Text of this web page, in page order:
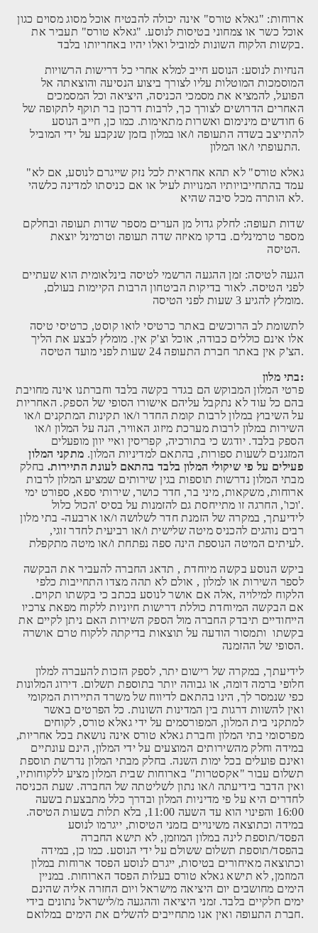
ארוחות: "גאלא טורס" אינה יכולה להבטיח אוכל מסוג מסוים כגון
אוכל כשר או צמחוני בטיסות לנוסע. "גאלא טורס" תעביר את
בקשות הלקוח השונות למוביל ואלו יהיו באחריותו בלבד.
הנחיות לנוסע: הנוסע חייב למלא אחרי כל דרישות הרשויות
המוסמכות המוטלות עליו לצורך ביצוע הנסיעה והוצאתה אל
הפועל, להמציא את מסמכי הכניסה, היציאה וכל המסמכים
האחרים הדרושים לצורך כך, לרבות דרכון בר תוקף לתקופה של
6 חודשים מינימום ואשרות מתאימות. כמו כן, חייב הנוסע
להתייצב בשדה התעופה ו/או במלון בזמן שנקבע על ידי המוביל
התעופתי ו/או המלון.
"גאלא טורס" לא תהא אחראית לכל נזק שייגרם לנוסע, אם לא
עמד בהתחייבויותיו המנויות לעיל או אם כניסתו למדינה כלשהי
לא הותרה מכל סיבה שהיא.
שדות תעופה: לחלק גדול מן הערים מספר שדות תעופה ובחלקם
מספר טרמינלים. בדקו מאיזה שדה תעופה וטרמינל יוצאת
הטיסה.
הגעה לטיסה: זמן ההגעה הרשמי לטיסה בינלאומית הוא שעתיים
לפני הטיסה. לאור בדיקות הביטחון הרבות הקיימות בעולם,
מומלץ להגיע 3 שעות לפני הטיסה.
לתשומת לב הרוכשים באתר כרטיסי לואו קוסט, כרטיסי טיסה
אלו אינם כוללים כבודה, אוכל וצ'ק אין. מומלץ לבצע את הליך
הצ'ק אין באתר חברת התעופה 24 שעות לפני מועד הטיסה.
בתי מלון:
פרטי המלון המבוקש הם בגדר בקשה בלבד וחברתנו אינה מחויבת
בהם כל עוד לא נתקבל עליהם אישורו הסופי של הספק. האחריות
על השיבוץ במלון לרבות קומת החדר ו/או תקינות המתקנים ו/או
השירות במלון לרבות מערכת מיזוג האוויר, הנה על המלון ו/או
הספק בלבד. יודגש כי בתורכיה, קפריסין ואיי יוון מופעלים
המזגנים לשעות ספורות, בהתאם למדיניות המלון. מתקני המלון
פעילים על פי שיקולי המלון בלבד בהתאם לעונת התיירות. בחלק
מבתי המלון נדרשות תוספות בגין שירותים שמציע המלון לרבות
ארוחות, משקאות, מיני בר, חדר כושר, שירותי ספא, ספורט ימי
וכו', החרגה זו מתייחסת גם להזמנות על בסיס 'הכול כלול'.
לידיעתך, במקרה של הזמנת חדר לשלושה ו/או ארבעה- בתי מלון
רבים נוהגים להכניס מיטה שלישית ו/או רביעית לחדר זוגי,
לעיתים המיטה הנוספת הינה ספה נפתחת ו/או מיטה מתקפלת.
ביקש הנוסע בקשה מיוחדת , תדאג החברה להעביר את הבקשה
לספר השירות או למלון , אולם לא תהה מצדו התחייבות כלפי
הלקוח למילויה ,אלה אם אושר לנוסע בכתב כי בקשתו תקוים.
אם הבקשה המיוחדת כוללת דרישות חיוניות ללקוח מפאת צרכיו
הייחודיים תיבדק החברה מול הספק השירות האם ניתן לקיים את
בקשתו ותמסור הודעה על תוצאות בדיקתה ללקוח טרם אושרה
הסופי של ההזמנה.
לידיעתך, במקרה של רישום יתר, לספק הזכות להעברה למלון
חלופי ברמה דומה, או גבוהה יותר בתוספת תשלום. דירוג המלונות
כפי שנמסר לך, הינו בהתאם לדיווח של משרד התיירות המקומי
ואין להשוות דרגות בין המדינות השונות. כל הפרטים באשר
למתקני בית המלון, המפורסמים על ידי גאלא טורס, לקוחים
מפרסומי בתי המלון וחברת גאלא טורס אינה נושאת בכל אחריות,
במידה וחלק מהשירותים המוצעים על ידי המלון, הינם עונתיים
ואינם פועלים בכל ימות השנה. בחלק מבתי המלון נדרשת תוספת
תשלום עבור "אקסטרות" בארוחות שבית המלון מציע ללקוחותיו,
ואין הדבר בידיעתה ו/או נתון לשליטתה של החברה. שעת הכניסה
לחדרים היא על פי מדיניות המלון ובדרך כלל מתבצעת בשעה
16:00 והפינוי הוא עד השעה 11:00, בלא תלות בשעות הטיסה.
במידה וכתוצאה משינויים בזמני הטיסות, ייגרמו לנוסע
הפסד/תוספת לינה במלון המוזמן, לא תישא החברה
בהפסד/תוספת תשלום ששולם על ידי הנוסע. כמו כן, במידה
וכתוצאה מאיחורים בטיסות, ייגרם לנוסע הפסד ארוחות במלון
המוזמן, לא תישא גאלא טורס בעלות הפסד הארוחות. במניין
הימים מחושבים יום היציאה מישראל ויום החזרה אליה שהינם
ימים חלקיים בלבד. זמני היציאה וההגעה מ/לישראל נתונים בידי
חברת התעופה ואין אנו מתחייבים להשלים את הימים במלואם.